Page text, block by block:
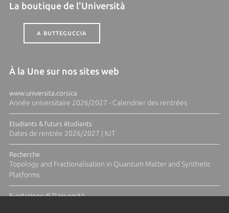
La boutique de l'Università
A BUTTEGUCCIA
À la Une sur nos sites web
www.universita.corsica
Année universitaire 2026/2027 - Calendrier des rentrées
Etudiants & futurs étudiants
Dates de rentrée 2026/2027 | IUT
Recherche
Topology and Fractionalisation in Quantum Matter and Synthetic
Platforms
Fundazione di l'Università